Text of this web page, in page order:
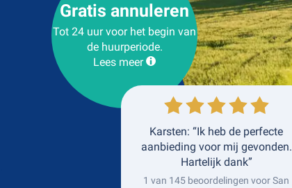
Plaats voor teruggave
Gratis annuleren
Tot 24 uur voor het begin van
de huurperiode.
Lees meer
Karsten: “Ik heb de perfecte
aanbieding voor mij gevonden.
Hartelijk dank”
1 van 145 beoordelingen voor San